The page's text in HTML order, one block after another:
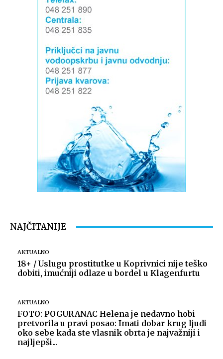
NAJČITANIJE
AKTUALNO
18+ / Uslugu prostitutke u Koprivnici nije teško
dobiti, imućniji odlaze u bordel u Klagenfurtu
AKTUALNO
FOTO: POGURANAC Helena je nedavno hobi
pretvorila u pravi posao: Imati dobar krug ljudi
oko sebe kada ste vlasnik obrta je najvažniji i
najljepši...